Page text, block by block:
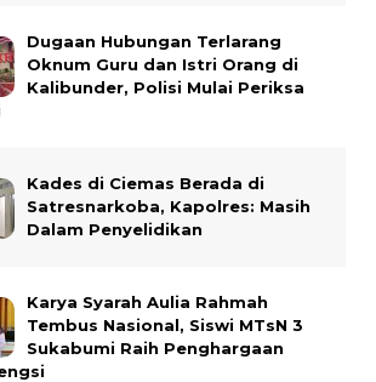
Dugaan Hubungan Terlarang
Oknum Guru dan Istri Orang di
Kalibunder, Polisi Mulai Periksa
Kades di Ciemas Berada di
Satresnarkoba, Kapolres: Masih
Dalam Penyelidikan
Karya Syarah Aulia Rahmah
Tembus Nasional, Siswi MTsN 3
Sukabumi Raih Penghargaan